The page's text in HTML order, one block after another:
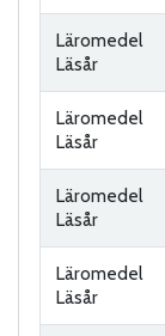
Läromedel
Läsår
Läromedel
Läsår
Läromedel
Läsår
Läromedel
Läsår